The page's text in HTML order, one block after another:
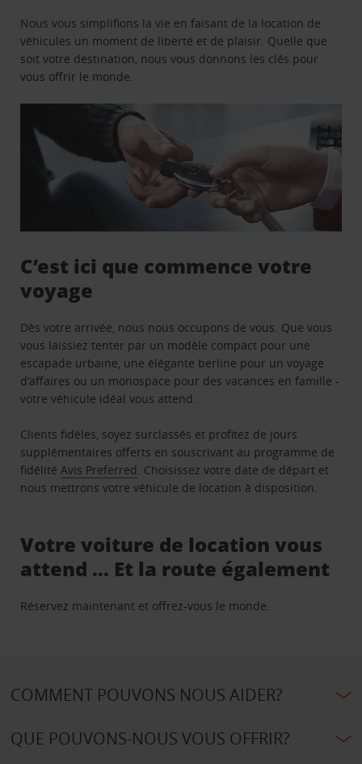
Nous vous simplifions la vie en faisant de la location de
véhicules un moment de liberté et de plaisir. Quelle que
soit votre destination, nous vous donnons les clés pour
vous offrir le monde.
C’est ici que commence votre
voyage
Dès votre arrivée, nous nous occupons de vous. Que vous
vous laissiez tenter par un modèle compact pour une
escapade urbaine, une élégante berline pour un voyage
d’affaires ou un monospace pour des vacances en famille -
votre véhicule idéal vous attend.
Clients fidèles, soyez surclassés et profitez de jours
supplémentaires offerts en souscrivant au programme de
fidélitéAvis Preferred. Choisissez votre date de départ et
nous mettrons votre véhicule de location à disposition.
Votre voiture de location vous
attend … Et la route également
Réservez maintenant et offrez-vous le monde.
COMMENT POUVONS NOUS AIDER?
QUE POUVONS-NOUS VOUS OFFRIR?